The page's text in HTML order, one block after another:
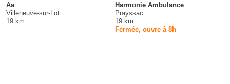
Aa
Villeneuve-sur-Lot
19 km
Harmonie Ambulance
Prayssac
19 km
Fermée, ouvre à 8h